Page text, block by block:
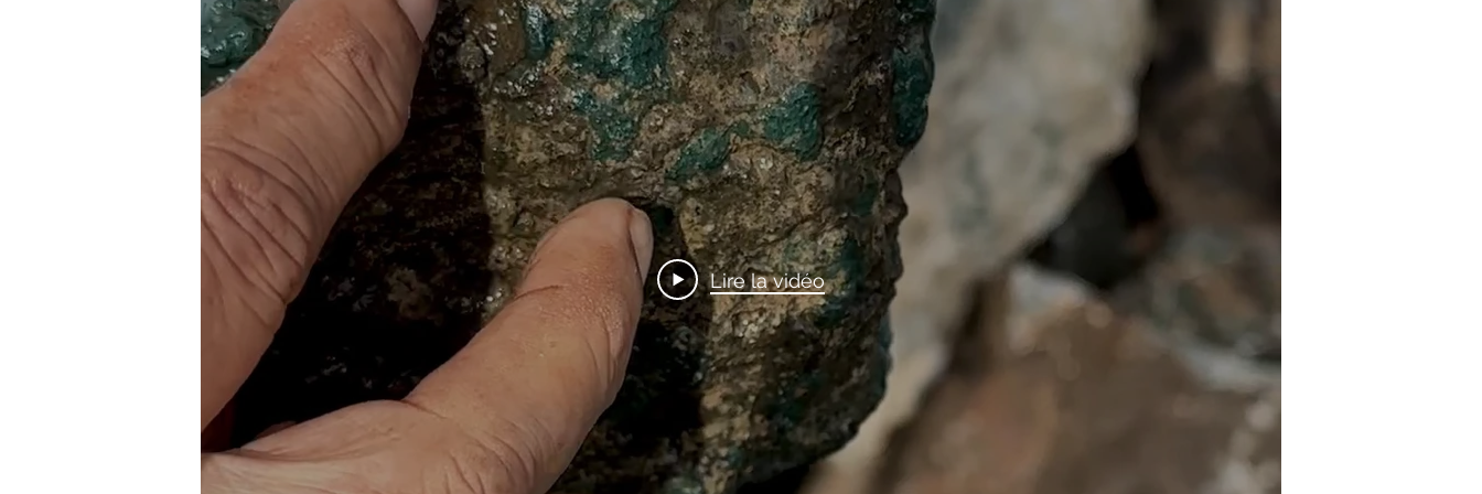
Lire la vidéo